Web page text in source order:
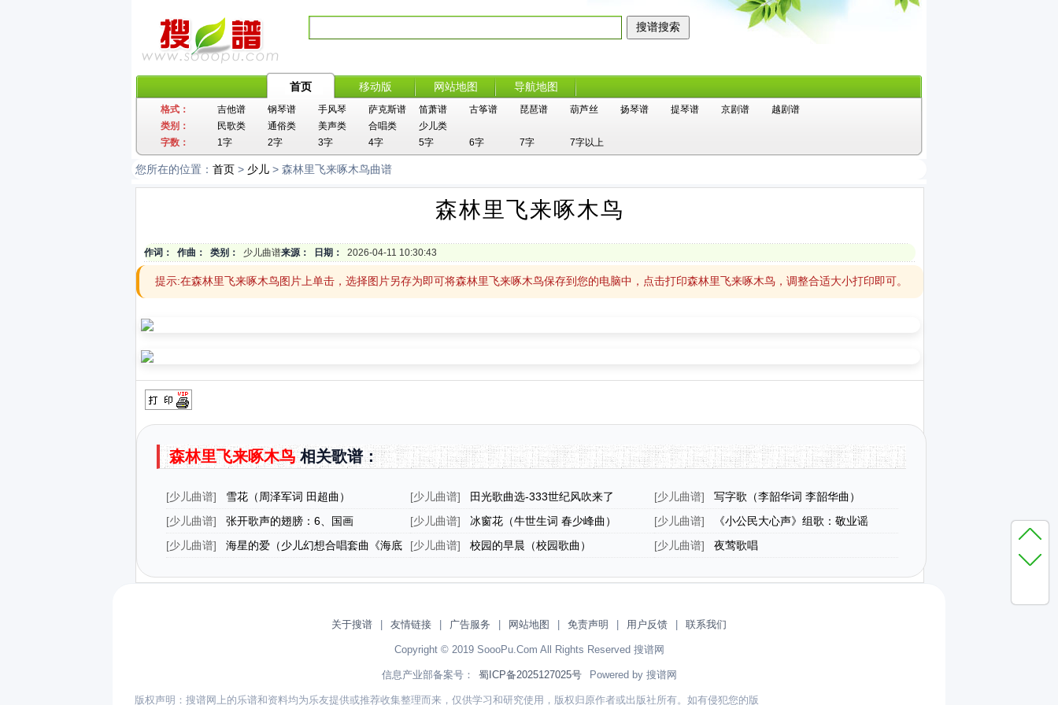
首页 移动版 网站地图 导航地图
格式： 吉他谱 钢琴谱 手风琴 萨克斯谱 笛萧谱 古筝谱 琵琶谱 葫芦丝 扬琴谱 提琴谱 京剧谱
越剧谱
类别：
民歌类 通俗类 美声类 合唱类
少儿类
字数：
1字 2字 3字 4字 5字 6字 7字 7字以上
您所在的位置： 首页 > 少儿 > 森林里飞来啄木鸟曲谱
森林里飞来啄木鸟
作词： 作曲： 类别： 少儿曲谱来源： 日期： 2026-04-11 10:30:43
提示:在森林里飞来啄木鸟图片上单击，选择图片另存为即可将森林里飞来啄木鸟保存到您的电脑中，点击打印森林里飞来啄木鸟，调整合适大小打印即可。
森林里飞来啄木鸟相关歌谱：
[少儿曲谱] 雪花（周泽军词 田超曲） [少儿曲谱] 田光歌曲选-333世纪风吹来了 [少儿曲谱]
写字歌（李韶华词 李韶华曲）
[少儿曲谱] 张开歌声的翅膀：6、国画 [少儿曲谱] 冰窗花（牛世生词 春少峰曲） [少儿曲谱]
《小公民大心声》组歌：敬业谣
[少儿曲谱]
海星的爱（少儿幻想合唱套曲《海底
[少儿曲谱] 校园的早晨（校园歌曲） [少儿曲谱] 夜莺歌唱
关于搜谱 友情链接 广告服务 网站地图 免责声明 用户反馈 联系我们
Copyright © 2019 SoooPu.Com All Rights Reserved 搜谱网
信息产业部备案号： 蜀ICP备2025127025号 Powered by 搜谱网
版权声明：搜谱网上的乐谱和资料均为乐友提供或推荐收集整理而来，仅供学习和研究使用，版权归原作者或出版社所有。如有侵犯您的版